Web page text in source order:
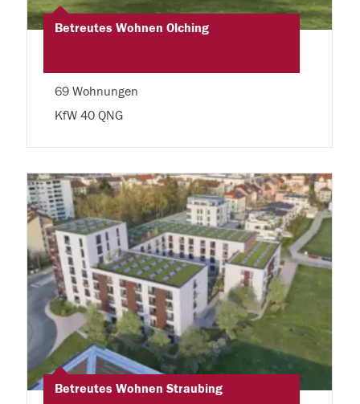
Betreutes Wohnen Olching
69 Wohnungen
KfW 40 QNG
Betreutes Wohnen Straubing